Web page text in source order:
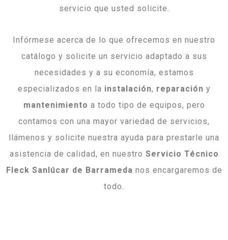
servicio que usted solicite.
Infórmese acerca de lo que ofrecemos en nuestro
catálogo y solicite un servicio adaptado a sus
necesidades y a su economía, estamos
especializados en la instalación, reparación y
mantenimiento a todo tipo de equipos, pero
contamos con una mayor variedad de servicios,
llámenos y solicite nuestra ayuda para prestarle una
asistencia de calidad, en nuestro Servicio Técnico
Fleck Sanlúcar de Barrameda nos encargaremos de
todo.